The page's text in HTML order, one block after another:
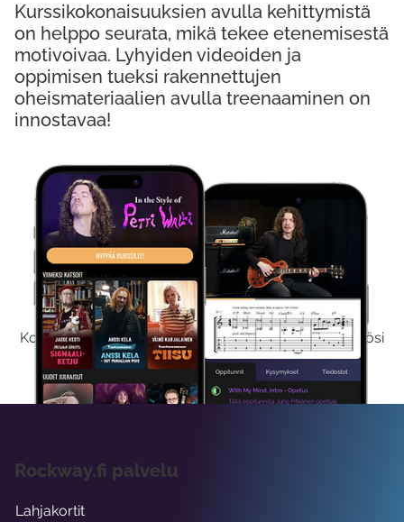
Kokeile Ilmaiseksi
Kokeilemalla ilmaiseksi saat koko sisältömme käyttöösi
viikon ajaksi.
Kurssikokonaisuuksien avulla kehittymistä
on helppo seurata, mikä tekee etenemisestä
motivoivaa. Lyhyiden videoiden ja
oppimisen tueksi rakennettujen
oheismateriaalien avulla treenaaminen on
innostavaa!
Rockway.fi palvelu
Lahjakortit